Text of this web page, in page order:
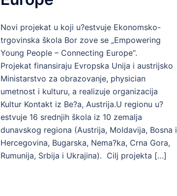
Novi projekat u koji u?estvuje Ekonomsko-
trgovinska škola Bor zove se „Empowering
Young People – Connecting Europe“.
Projekat finansiraju Evropska Unija i austrijsko
Ministarstvo za obrazovanje, physician
umetnost i kulturu, a realizuje organizacija
Kultur Kontakt iz Be?a, Austrija.U regionu u?
estvuje 16 srednjih škola iz 10 zemalja
dunavskog regiona (Austrija, Moldavija, Bosna i
Hercegovina, Bugarska, Nema?ka, Crna Gora,
Rumunija, Srbija i Ukrajina). Cilj projekta […]